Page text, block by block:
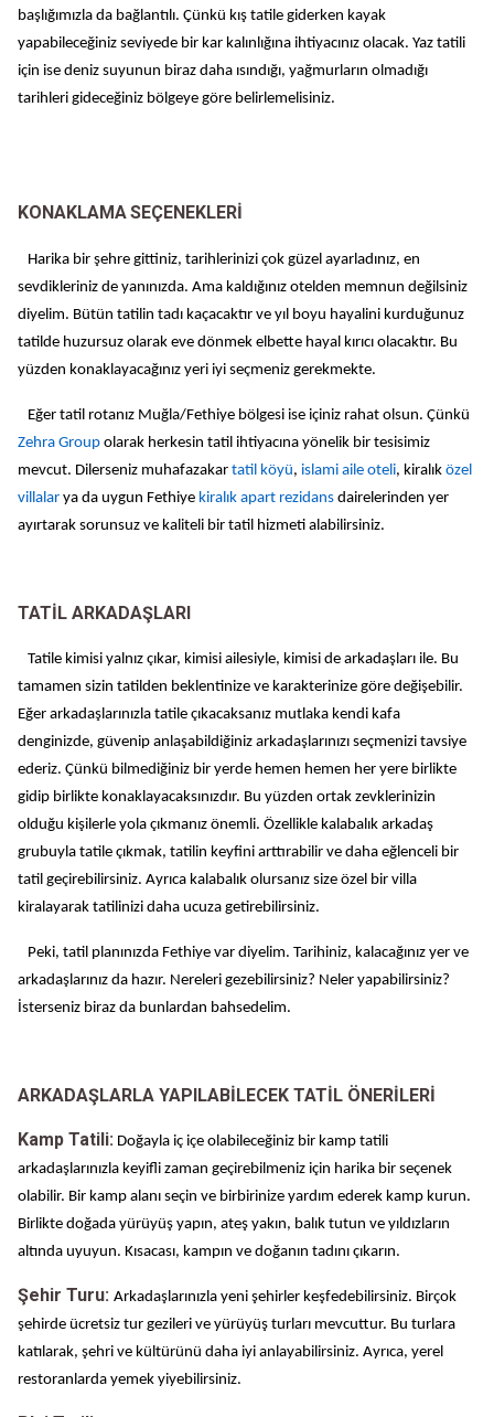
başlığımızla da bağlantılı. Çünkü kış tatile giderken kayak
yapabileceğiniz seviyede bir kar kalınlığına ihtiyacınız olacak. Yaz tatili
için ise deniz suyunun biraz daha ısındığı, yağmurların olmadığı
tarihleri gideceğiniz bölgeye göre belirlemelisiniz.
KONAKLAMASEÇENEKLERİ
Harika bir şehre gittiniz, tarihlerinizi çok güzel ayarladınız, en
sevdikleriniz de yanınızda. Ama kaldığınız otelden memnun değilsiniz
diyelim. Bütün tatilin tadı kaçacaktır ve yıl boyu hayalini kurduğunuz
tatilde huzursuz olarak eve dönmek elbette hayal kırıcı olacaktır. Bu
yüzden konaklayacağınız yeri iyi seçmeniz gerekmekte.
Eğer tatil rotanız Muğla/Fethiye bölgesi ise içiniz rahat olsun. Çünkü
Zehra Group olarak herkesin tatil ihtiyacına yönelik bir tesisimiz
mevcut. Dilerseniz muhafazakar tatil köyü, islami aile oteli, kiralık özel
villalar ya da uygun Fethiye kiralık apart rezidans dairelerinden yer
ayırtarak sorunsuz ve kaliteli bir tatil hizmeti alabilirsiniz.
TATİL ARKADAŞLARI
Tatile kimisi yalnız çıkar, kimisi ailesiyle, kimisi de arkadaşları ile. Bu
tamamen sizin tatilden beklentinize ve karakterinize göre değişebilir.
Eğer arkadaşlarınızla tatile çıkacaksanız mutlaka kendi kafa
denginizde, güvenip anlaşabildiğiniz arkadaşlarınızı seçmenizi tavsiye
ederiz. Çünkü bilmediğiniz bir yerde hemen hemen her yere birlikte
gidip birlikte konaklayacaksınızdır. Bu yüzden ortak zevklerinizin
olduğu kişilerle yola çıkmanız önemli. Özellikle kalabalık arkadaş
grubuyla tatile çıkmak, tatilin keyfini arttırabilir ve daha eğlenceli bir
tatil geçirebilirsiniz. Ayrıca kalabalık olursanız size özel bir villa
kiralayarak tatilinizi daha ucuza getirebilirsiniz.
Peki, tatil planınızda Fethiye var diyelim. Tarihiniz, kalacağınız yer ve
arkadaşlarınız da hazır. Nereleri gezebilirsiniz? Neler yapabilirsiniz?
İsterseniz biraz da bunlardan bahsedelim.
ARKADAŞLARLA YAPILABİLECEK TATİL ÖNERİLERİ
Kamp Tatili: Doğayla iç içe olabileceğiniz bir kamp tatili
arkadaşlarınızla keyifli zaman geçirebilmeniz için harika bir seçenek
olabilir. Bir kamp alanı seçin ve birbirinize yardım ederek kamp kurun.
Birlikte doğada yürüyüş yapın, ateş yakın, balık tutun ve yıldızların
altında uyuyun. Kısacası, kampın ve doğanın tadını çıkarın.
Şehir Turu: Arkadaşlarınızla yeni şehirler keşfedebilirsiniz. Birçok
şehirde ücretsiz tur gezileri ve yürüyüş turları mevcuttur. Bu turlara
katılarak, şehri ve kültürünü daha iyi anlayabilirsiniz. Ayrıca, yerel
restoranlarda yemek yiyebilirsiniz.